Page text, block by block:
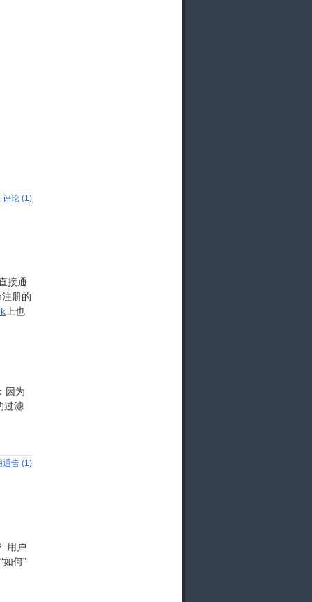
评论 (1)
接通
册的
上也
因为
过滤
通告 (1)
用户
何”